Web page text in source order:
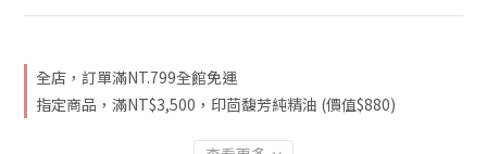
全店，訂單滿NT.799全館免運
指定商品，滿NT$3,500，印茴馥芳純精油 (價值$880)